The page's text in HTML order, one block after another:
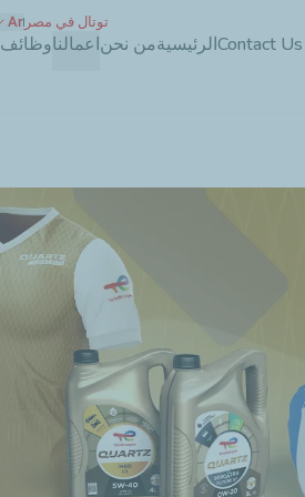
Contact Usالرئيسيةمن نحناعمالناوظائف
توتال في مصر Ar